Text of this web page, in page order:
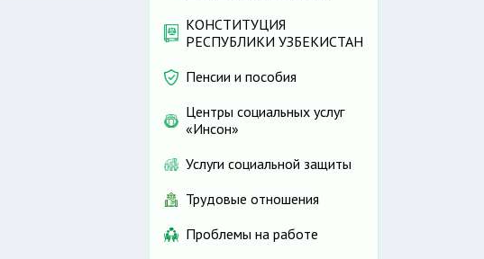
КОНСТИТУЦИЯ
РЕСПУБЛИКИ УЗБЕКИСТАН
Пенсии и пособия
Центры социальных услуг
«Инсон»
Услуги социальной защиты
Трудовые отношения
Проблемы на работе